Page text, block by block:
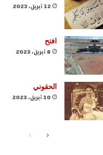
12 أبريل، 2023
افتح
8 أبريل، 2023
الحقوني
10 أبريل، 2023
الصفحةالصفحة